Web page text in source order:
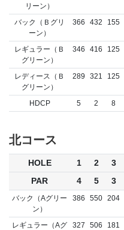
リーン）
バック（Ｂグリ
ーン）
366 432 155
レギュラー（Ｂ
グリーン）
346 416 125
レディース（Ｂ
グリーン）
289 321 125
HDCP 5 2 8
北コース
HOLE 1 2 3
PAR
4 5 3
バック（Aグリー
ン）
386 550 204
レギュラー（Aグ
327 506 181